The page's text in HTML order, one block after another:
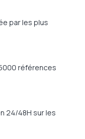
par les plus
références
24/48H sur les